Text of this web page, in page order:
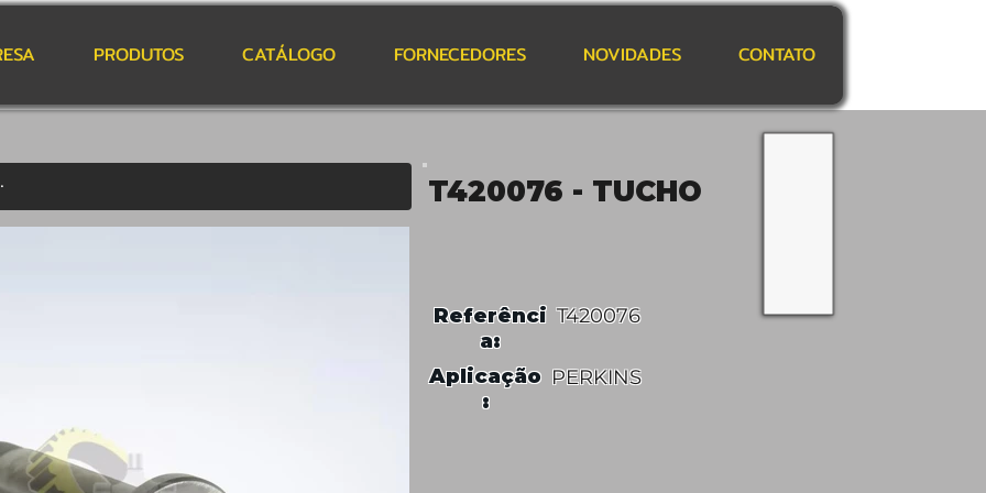
PRODUTOS CATÁLOGO FORNECEDORES NOVIDADES CONTATO
T420076 - TUCHO
Referênci
a:
T420076
Aplicação
:
PERKINS